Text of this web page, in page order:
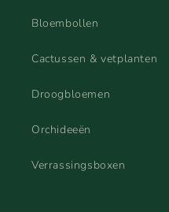
Bloembollen
Cactussen & vetplanten
Droogbloemen
Orchideeën
Verrassingsboxen